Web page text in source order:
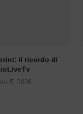
il ricordo di
5, 2026